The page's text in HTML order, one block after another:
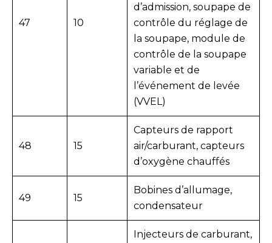
47 10
d’admission, soupape de
contrôle du réglage de
la soupape, module de
contrôle de la soupape
variable et de
l’événement de levée
(VVEL)
48 15
Capteurs de rapport
air/carburant, capteurs
d’oxygène chauffés
49 15
Bobines d’allumage,
condensateur
Injecteurs de carburant,